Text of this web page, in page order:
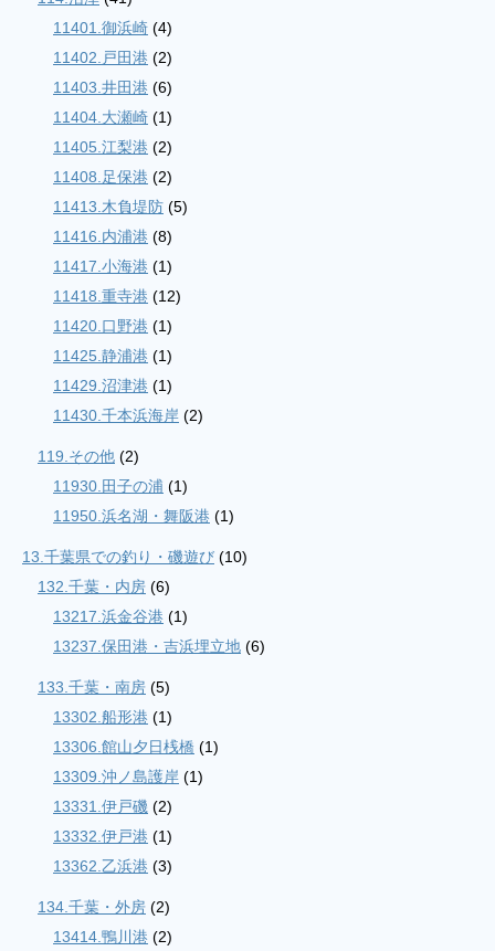
11401.御浜崎 (4)
11402.戸田港 (2)
11403.井田港 (6)
11404.大瀬崎 (1)
11405.江梨港 (2)
11408.足保港 (2)
11413.木負堤防 (5)
11416.内浦港 (8)
11417.小海港 (1)
11418.重寺港 (12)
11420.口野港 (1)
11425.静浦港 (1)
11429.沼津港 (1)
11430.千本浜海岸 (2)
119.その他 (2)
11930.田子の浦 (1)
11950.浜名湖・舞阪港 (1)
13.千葉県での釣り・磯遊び (10)
132.千葉・内房 (6)
13217.浜金谷港 (1)
13237.保田港・吉浜埋立地 (6)
133.千葉・南房 (5)
13302.船形港 (1)
13306.館山夕日桟橋 (1)
13309.沖ノ島護岸 (1)
13331.伊戸磯 (2)
13332.伊戸港 (1)
13362.乙浜港 (3)
134.千葉・外房 (2)
13414.鴨川港 (2)